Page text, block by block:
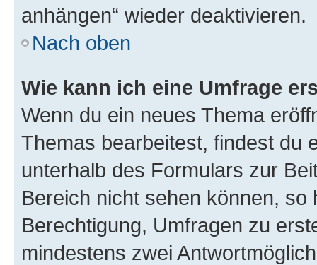
anhängen“ wieder deaktivieren.
Nach oben
Wie kann ich eine Umfrage
Wenn du ein neues Thema
Themas bearbeitest, findest du
unterhalb des Formulars zur
Bereich nicht sehen können,
Berechtigung, Umfragen zu
mindestens zwei